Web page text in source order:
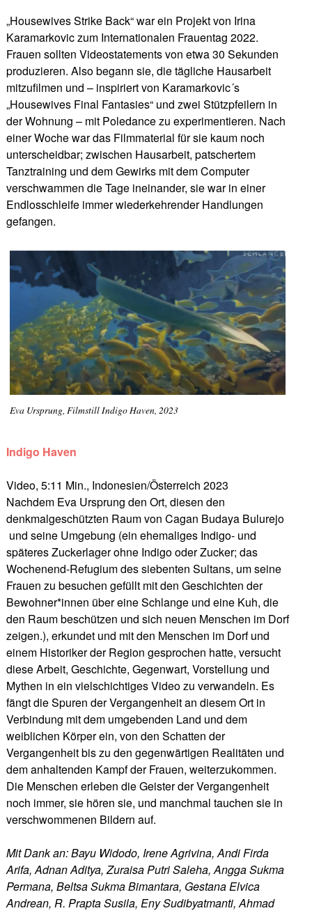
„Housewives Strike Back“ war ein Projekt von Irina
Karamarkovic zum Internationalen Frauentag 2022.
Frauen sollten Videostatements von etwa 30 Sekunden
produzieren. Also begann sie, die tägliche Hausarbeit
mitzufilmen und – inspiriert von Karamarkovic´s
„Housewives Final Fantasies“ und zwei Stützpfeilern in
der Wohnung – mit Poledance zu experimentieren. Nach
einer Woche war das Filmmaterial für sie kaum noch
unterscheidbar; zwischen Hausarbeit, patschertem
Tanztraining und dem Gewirks mit dem Computer
verschwammen die Tage ineinander, sie war in einer
Endlosschleife immer wiederkehrender Handlungen
gefangen.
Eva Ursprung, Filmstill Indigo Haven, 2023
Indigo Haven
Video, 5:11 Min., Indonesien/Österreich 2023
Nachdem Eva Ursprung den Ort, diesen den
denkmalgeschützten Raum von Cagan Budaya Bulurejo
und seine Umgebung (ein ehemaliges Indigo- und
späteres Zuckerlager ohne Indigo oder Zucker; das
Wochenend-Refugium des siebenten Sultans, um seine
Frauen zu besuchen gefüllt mit den Geschichten der
Bewohner*innen über eine Schlange und eine Kuh, die
den Raum beschützen und sich neuen Menschen im Dorf
zeigen.), erkundet und mit den Menschen im Dorf und
einem Historiker der Region gesprochen hatte, versucht
diese Arbeit, Geschichte, Gegenwart, Vorstellung und
Mythen in ein vielschichtiges Video zu verwandeln. Es
fängt die Spuren der Vergangenheit an diesem Ort in
Verbindung mit dem umgebenden Land und dem
weiblichen Körper ein, von den Schatten der
Vergangenheit bis zu den gegenwärtigen Realitäten und
dem anhaltenden Kampf der Frauen, weiterzukommen.
Die Menschen erleben die Geister der Vergangenheit
noch immer, sie hören sie, und manchmal tauchen sie in
verschwommenen Bildern auf.
Mit Dank an: Bayu Widodo, Irene Agrivina, Andi Firda
Arifa, Adnan Aditya, Zuraisa Putri Saleha, Angga Sukma
Permana, Beltsa Sukma Bimantara, Gestana Elvica
Andrean, R. Prapta Susila, Eny Sudibyatmanti, Ahmad